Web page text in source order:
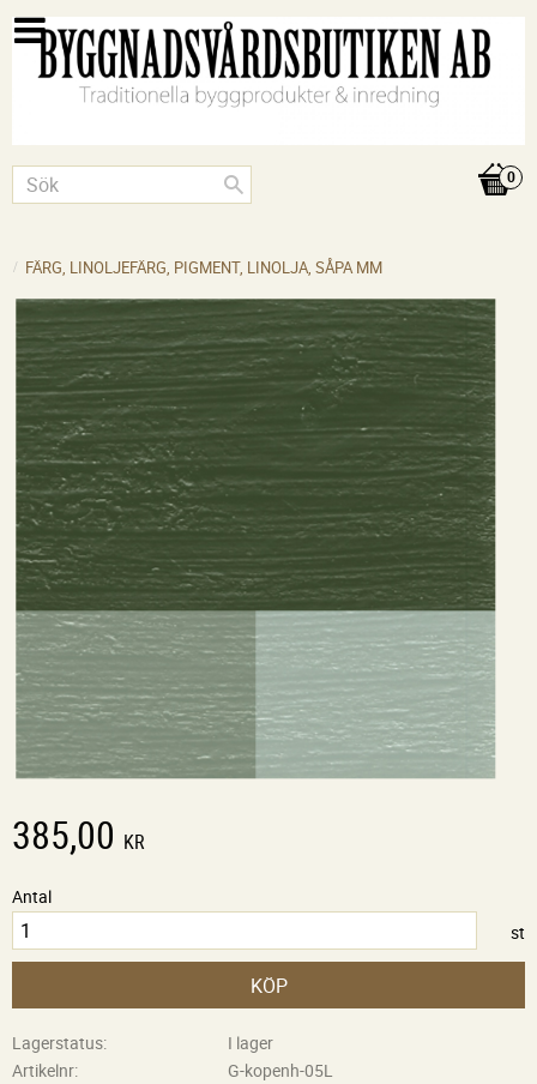
FÄRG, LINOLJEFÄRG, PIGMENT, LINOLJA, SÅPA MM
385,00 KR
Antal
st
KÖP
Lagerstatus
I lager
Artikelnr
G-kopenh-05L